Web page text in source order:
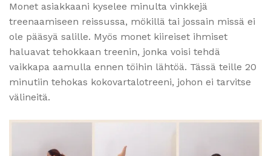
Monet asiakkaani kyselee minulta vinkkejä
treenaamiseen reissussa, mökillä tai jossain missä ei
ole pääsyä salille. Myös monet kiireiset ihmiset
haluavat tehokkaan treenin, jonka voisi tehdä
vaikkapa aamulla ennen töihin lähtöä. Tässä teille 20
minutiin tehokas kokovartalotreeni, johon ei tarvitse
välineitä.